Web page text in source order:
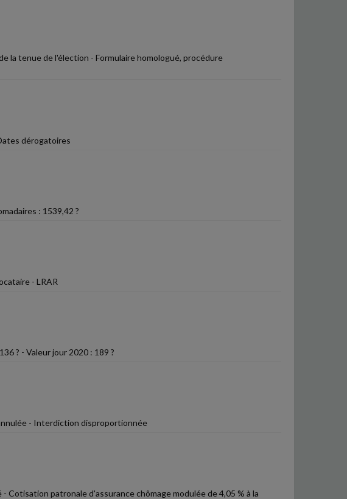
la tenue de l'élection - Formulaire homologué, procédure
dérogatoires
: 1539,42 ?
- LRAR
? - Valeur jour 2020 : 189 ?
- Interdiction disproportionnée
patronale d'assurance chômage modulée de 4,05 % à la